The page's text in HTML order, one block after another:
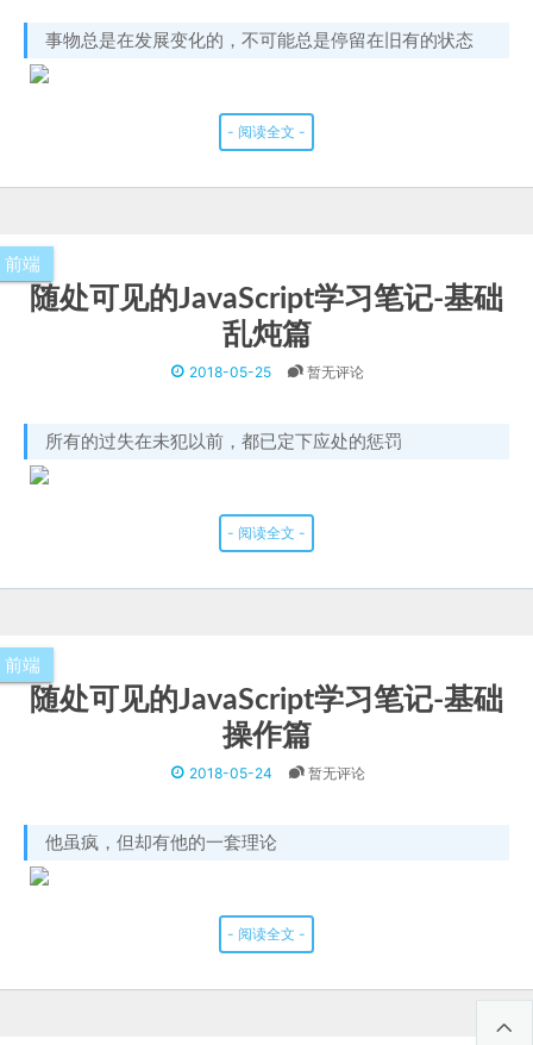
事物总是在发展变化的，不可能总是停留在旧有的状态
- 阅读全文 -
前端
随处可见的JavaScript学习笔记-基础
乱炖篇
2018-05-25 暂无评论
所有的过失在未犯以前，都已定下应处的惩罚
- 阅读全文 -
前端
随处可见的JavaScript学习笔记-基础
操作篇
2018-05-24 暂无评论
他虽疯，但却有他的一套理论
- 阅读全文 -